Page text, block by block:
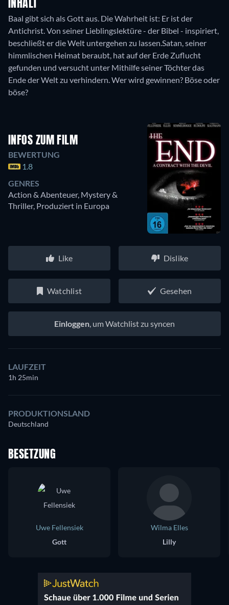
INHALT
Baal gibt sich als Gott aus. Die Wahrheit ist: Er ist der
Antichrist. Von seiner Lieblingslektüre - der Bibel - inspiriert,
beschließt er die Welt untergehen zu lassen.Satan, seiner
himmlischen Heimat beraubt, hat auf der Erde Zuflucht
gefunden und versucht unter Mithilfe seiner Töchter das
Ende der Welt zu verhindern. Wer wird gewinnen? Böse oder
böse?
INFOS ZUM FILM
BEWERTUNG
1.8
GENRES
Action & Abenteuer, Mystery &
Thriller, Produziert in Europa
Like Dislike
Watchlist Gesehen
Einloggen, um Watchlist zu syncen
LAUFZEIT
1h 25min
PRODUKTIONSLAND
Deutschland
BESETZUNG
Uwe Fellensiek
Gott
Wilma Elles
Lilly